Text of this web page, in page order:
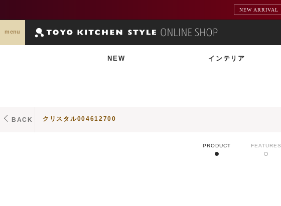
NEW ARRIVAL
menu
NEW インテリア
BACK クリスタル004612700
PRODUCT FEATURES